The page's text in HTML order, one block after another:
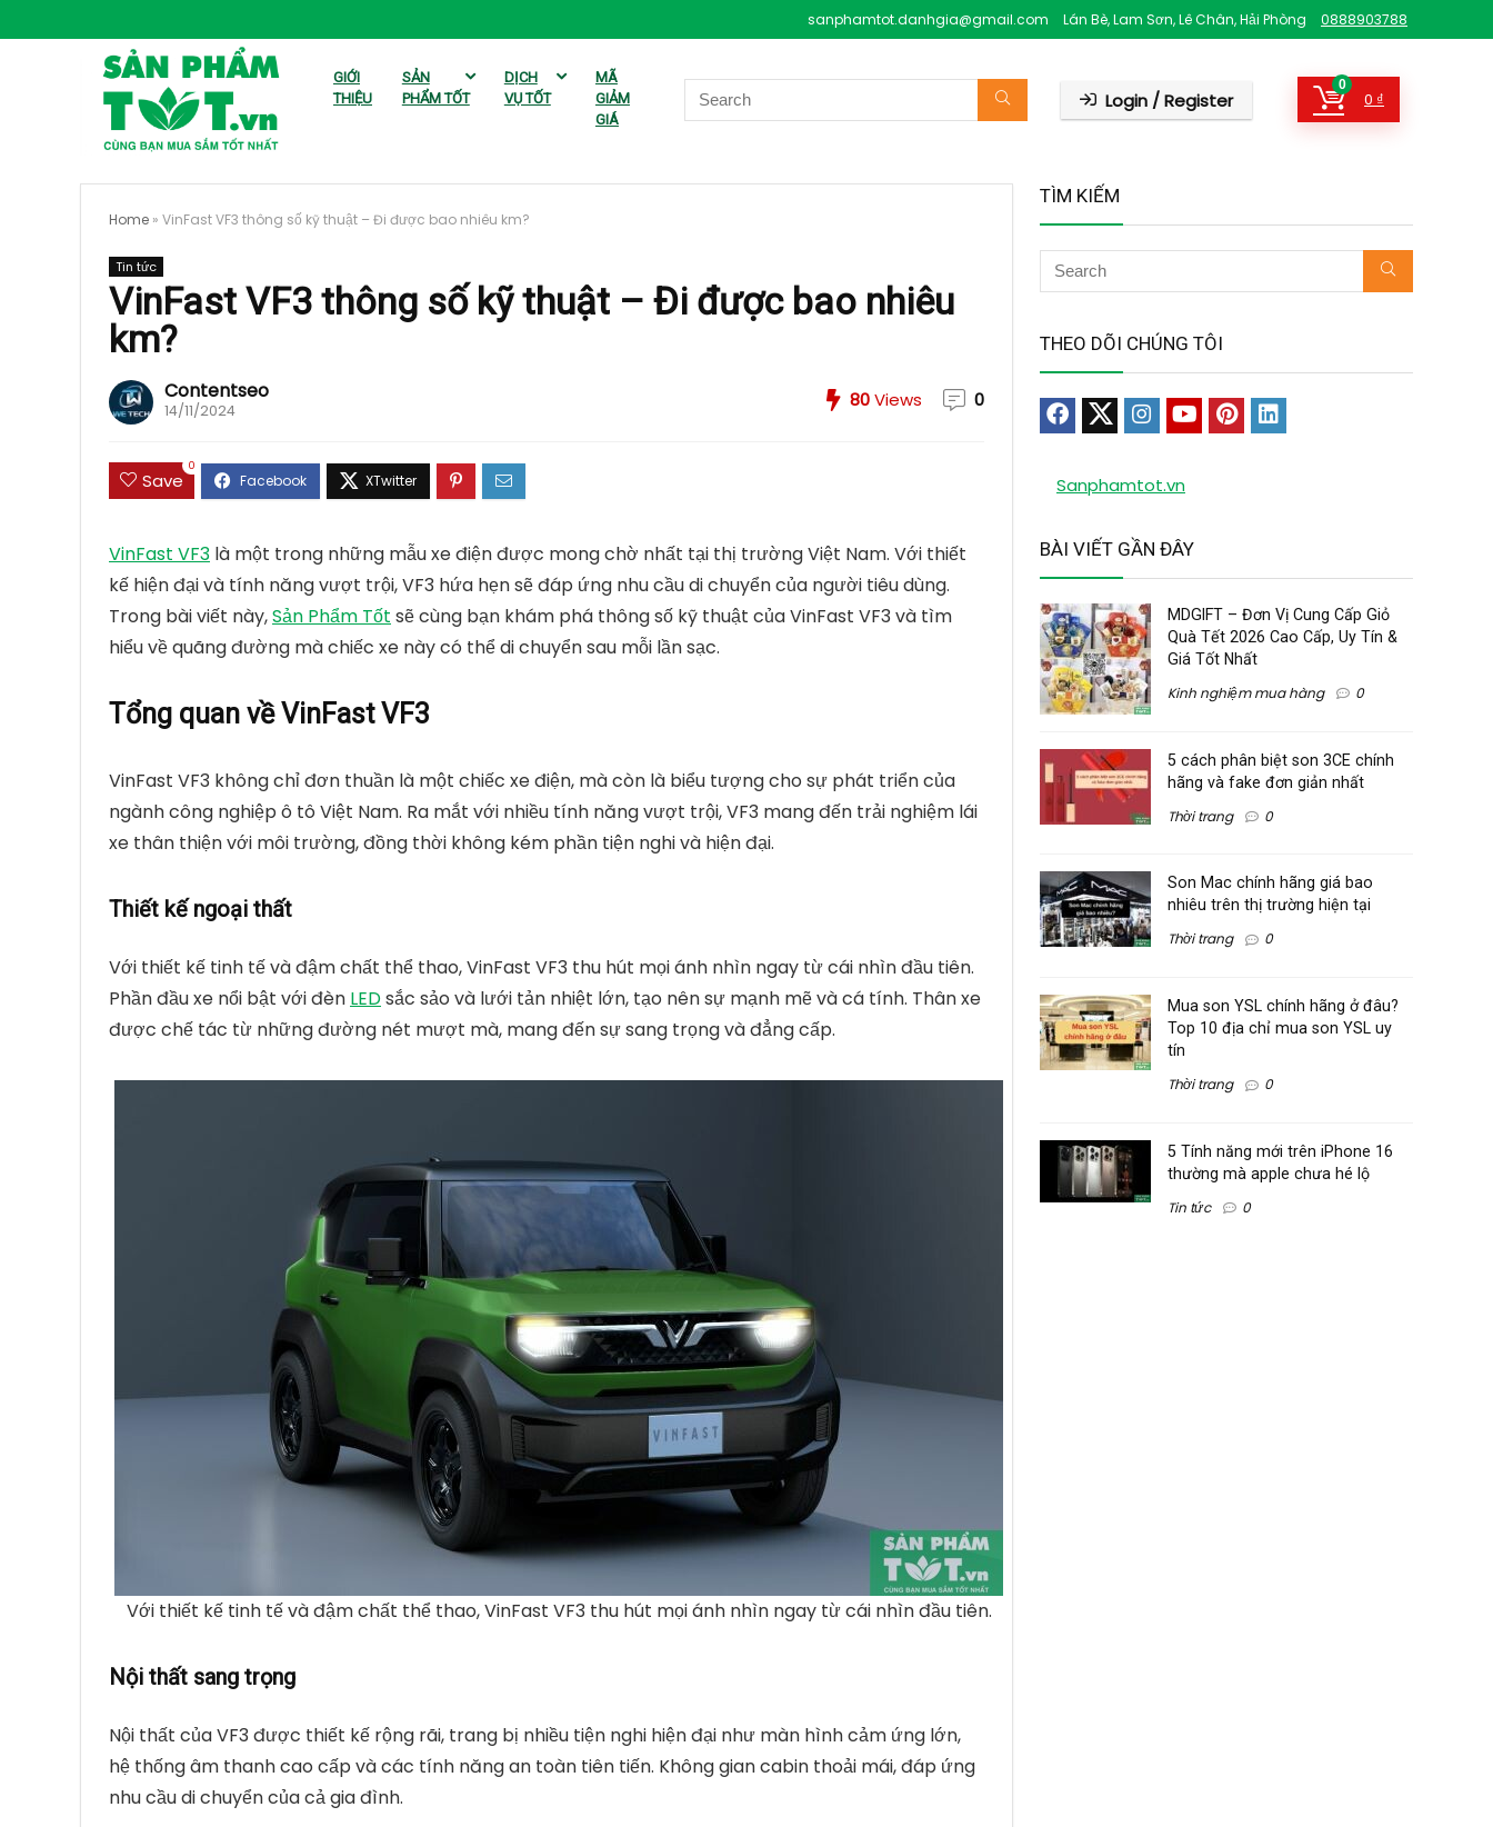
sanphamtot.danhgia@gmail.com Lán Bè, Lam Sơn, Lê Chân, Hải Phòng 0888903788
GIỚI
THIỆU
SẢN
PHẨM TỐT
DỊCH
VỤ TỐT
MÃ
GIẢM
GIÁ
Login / Register
0
0 ₫
Home » VinFast VF3 thông số kỹ thuật – Đi được bao nhiêu km?
Tin tức
VinFast VF3 thông số kỹ thuật – Đi được bao nhiêu
km?
Contentseo
14/11/2024 80Views 0
Save
0
VinFast VF3 là một trong những mẫu xe điện được mong chờ nhất tại thị trường Việt Nam. Với thiết
kế hiện đại và tính năng vượt trội,VF3 hứa hẹn sẽ đáp ứng nhu cầu di chuyển của người tiêu dùng.
Trong bài viết này,Sản Phẩm Tốt sẽ cùng bạn khám phá thông số kỹ thuật của VinFast VF3 và tìm
hiểu về quãng đường mà chiếc xe này có thể di chuyển sau mỗi lần sạc.
Tổng quan về VinFast VF3
VinFast VF3 không chỉ đơn thuần là một chiếc xe điện, mà còn là biểu tượng cho sự phát triển của
ngành công nghiệp ô tô Việt Nam. Ra mắt với nhiều tính năng vượt trội, VF3 mang đến trải nghiệm lái
xe thân thiện với môi trường, đồng thời không kém phần tiện nghi và hiện đại.
Thiết kế ngoại thất
Với thiết kế tinh tế và đậm chất thể thao, VinFast VF3 thu hút mọi ánh nhìn ngay từ cái nhìn đầu tiên.
Phần đầu xe nổi bật với đèn LEDsắc sảo và lưới tản nhiệt lớn, tạo nên sự mạnh mẽ và cá tính. Thân xe
được chế tác từ những đường nét mượt mà, mang đến sự sang trọng và đẳng cấp.
Với thiết kế tinh tế và đậm chất thể thao, VinFast VF3 thu hút mọi ánh nhìn ngay từ cái nhìn đầu tiên.
Nội thất sang trọng
Nội thất của VF3 được thiết kế rộng rãi, trang bị nhiều tiện nghi hiện đại như màn hình cảm ứng lớn,
hệ thống âm thanh cao cấp và các tính năng an toàn tiên tiến. Không gian cabin thoải mái, đáp ứng
nhu cầu di chuyển của cả gia đình.
TÌM KIẾM
THEO DÕI CHÚNG TÔI
Sanphamtot.vn
BÀI VIẾT GẦN ĐÂY
MDGIFT – Đơn Vị Cung Cấp Giỏ
Quà Tết 2026 Cao Cấp, Uy Tín &
Giá Tốt Nhất
Kinh nghiệm mua hàng 0
5 cách phân biệt son 3CE chính
hãng và fake đơn giản nhất
Thời trang 0
Son Mac chính hãng giá bao
nhiêu trên thị trường hiện tại
Thời trang 0
Mua son YSL chính hãng ở đâu?
Top 10 địa chỉ mua son YSL uy
tín
Thời trang 0
5 Tính năng mới trên iPhone 16
thường mà apple chưa hé lộ
Tin tức 0